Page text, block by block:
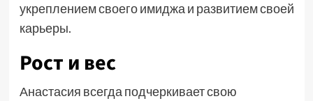
укреплением своего имиджа и развитием своей
карьеры.
Рост и вес
Анастасия всегда подчеркивает свою